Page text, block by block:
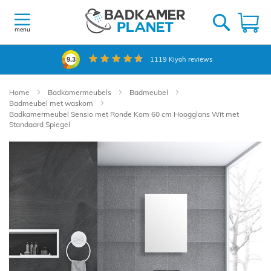
naar
de
menu
9.3 1119 Kiyoh reviews
Home Badkamermeubels
Badmeubel
Badmeubel met waskom
Badkamermeubel Sensio met Ronde Kom 60 cm Hoogglans Wit met
Standaard Spiegel
einde
afbeeldingen-
gallerij